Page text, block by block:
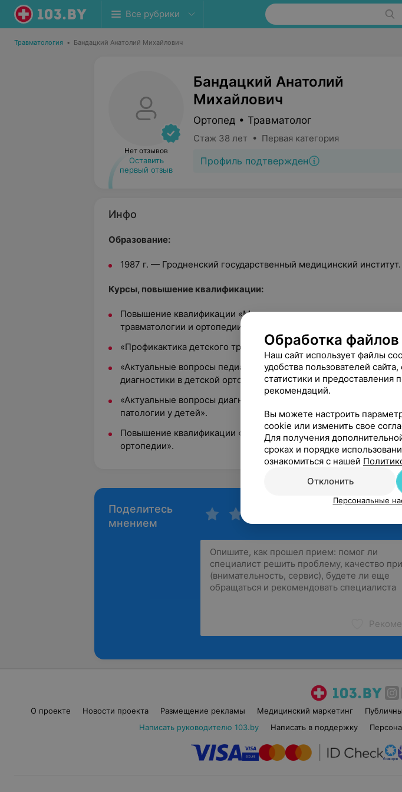
Все рубрики
Травматология • Бандацкий Анатолий Михайлович
Нет отзывов
Оставить
первый отзыв
Бандацкий Анатолий
Михайлович
Ортопед • Травматолог
Стаж 38 лет • Первая категория
Профиль подтвержден
Инфо
Образование:
1987 г. — Гродненский государственный медицинский институт.
Курсы, повышение квалификации:
Повышение квалификации «Малоинвазивные технологии в
травматологии и ортопедии».
«Профикактика детского травматизма» по адаптированному
«Актуальные вопросы педиатрии: особенности скрининговой
диагностики в детской ортопедотравматологии».
«Актуальные вопросы диагностики и лечения ортопедической
патологии у детей».
Повышение квалификации «Остеосинтез в травматологии и
ортопедии».
Поделитесь
мнением
О проекте Новости проекта Размещение рекламы Медицинский маркетинг
Написать руководителю 103.by
Написать в поддержку
Обработка
Наш сайт использует файлы
удобства пользователей
статистики и предоставления
рекомендаций.
Вы можете настроить
cookie или изменить свое
Для получения
сроках и порядке
ознакомиться с нашей
Отклонить
Персональные